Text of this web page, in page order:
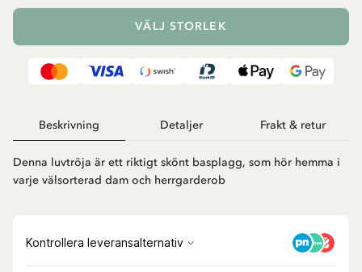
VÄLJ STORLEK
Beskrivning Detaljer Frakt & retur
Denna luvtröja är ett riktigt skönt basplagg, som hör hemma i
varje välsorterad dam och herrgarderob